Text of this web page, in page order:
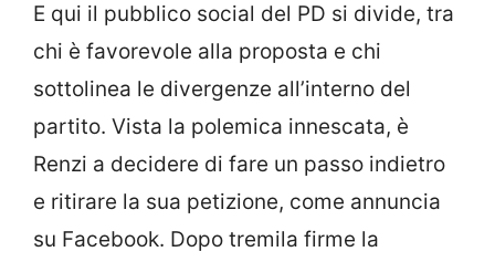
E qui il pubblico social del PD si divide, tra
chi è favorevole alla proposta e chi
sottolinea le divergenze all’interno del
partito. Vista la polemica innescata, è
Renzi a decidere di fare un passo indietro
e ritirare la sua petizione, come annuncia
su Facebook. Dopo tremila firme la